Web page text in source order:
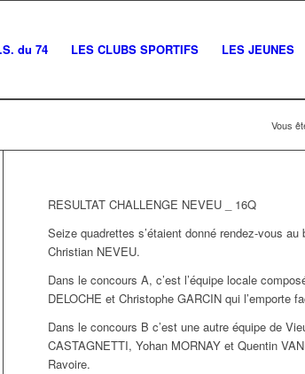
du 74 LES CLUBS SPORTIFS LES JEUNES
Vous
RESULTAT CHALLENGE NEVEU _ 16Q
Seize quadrettes s’étaient donné rendez-vous
Christian NEVEU.
Dans le concours A, c’est l’équipe locale
DELOCHE et Christophe GARCIN qui l’emporte
Dans le concours B c’est une autre équipe de
CASTAGNETTI, Yohan MORNAY et Quentin
Ravoire.